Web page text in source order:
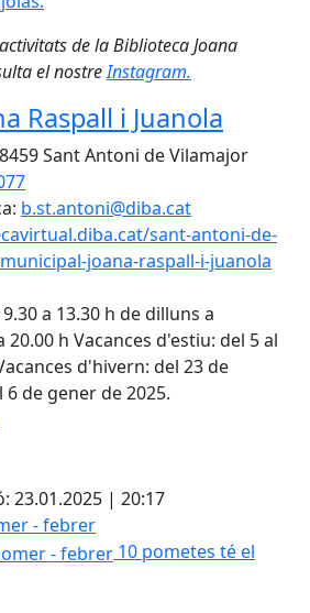
de la Biblioteca Joana
el nostreInstagram.
Raspall i Juanola
Sant Antoni de Vilamajor
b.st.antoni@diba.cat
sant-antoni-de-
joana-raspall-i-juanola
a 13.30 h de dilluns a
20.00 h Vacances d'estiu: del 5 al
d'hivern: del 23 de
de gener de 2025.
23.01.2025 | 20:17
- febrer
10 pometes té el